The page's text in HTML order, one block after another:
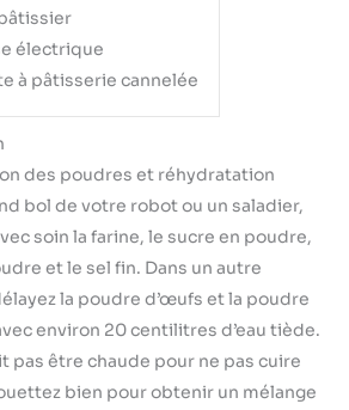
électrique
à pâtisserie cannelée
des poudres et réhydratation
bol de votre robot ou un saladier,
soin la farine, le sucre en poudre,
et le sel fin. Dans un autre
la poudre d’œufs et la poudre
environ 20 centilitres d’eau tiède.
pas être chaude pour ne pas cuire
bien pour obtenir un mélange